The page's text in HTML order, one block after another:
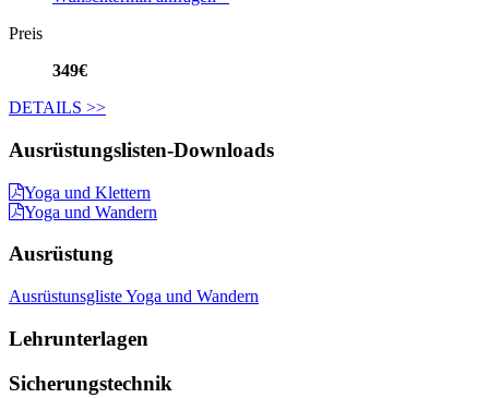
Preis
349€
DETAILS >>
Ausrüstungslisten-Downloads
Yoga und Klettern
Yoga und Wandern
Ausrüstung
Ausrüstunsgliste Yoga und Wandern
Lehrunterlagen
Sicherungstechnik